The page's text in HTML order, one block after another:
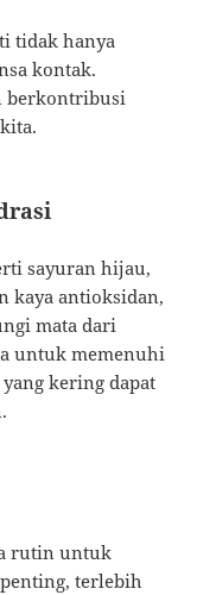
tidak hanya
kontak.
berkontribusi
sayuran hijau,
kaya antioksidan,
mata dari
untuk memenuhi
kering dapat
rutin untuk
terlebih